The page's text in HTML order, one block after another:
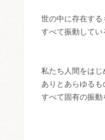
世の中に存在する
すべて振動してい
私たち人間をはじ
ありとあらゆるも
すべて固有の振動